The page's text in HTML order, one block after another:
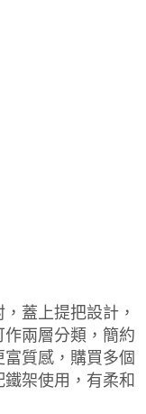
蓋上提把設計，
兩層分類，簡約
質感，購買多個
架使用，有柔和